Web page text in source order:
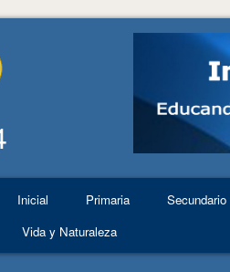
Inicial Primaria
Secundario
Vida y Naturaleza